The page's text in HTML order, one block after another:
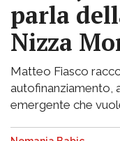
parla
Nizza
Matteo Fiasco
autofinanziamento,
emergente che